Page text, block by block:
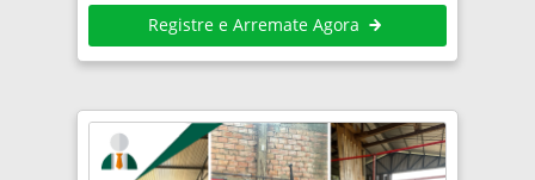
Registre e Arremate Agora